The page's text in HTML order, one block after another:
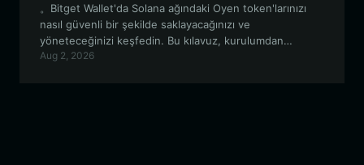
。Bitget Wallet'da Solana ağındaki Oyen token'larınızı
nasıl güvenli bir şekilde saklayacağınızı ve
yöneteceğinizi keşfedin. Bu kılavuz, kurulumdan
Bitget'in güvenli ve yüksek performanslı özellikleri ile
Aug 2, 2026